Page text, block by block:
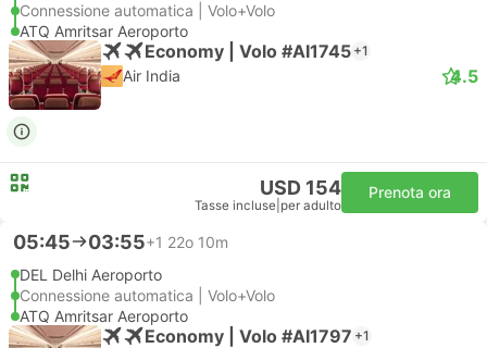
Connessione automatica | Volo+Volo
ATQ Amritsar Aeroporto
Economy | Volo #AI1745 +1
Air India 4.5
USD 154
Tasse incluse per adulto
Prenota ora
05:45 03:55+1 22o 10m
DEL Delhi Aeroporto
Connessione automatica | Volo+Volo
ATQ Amritsar Aeroporto
Economy | Volo #AI1797 +1